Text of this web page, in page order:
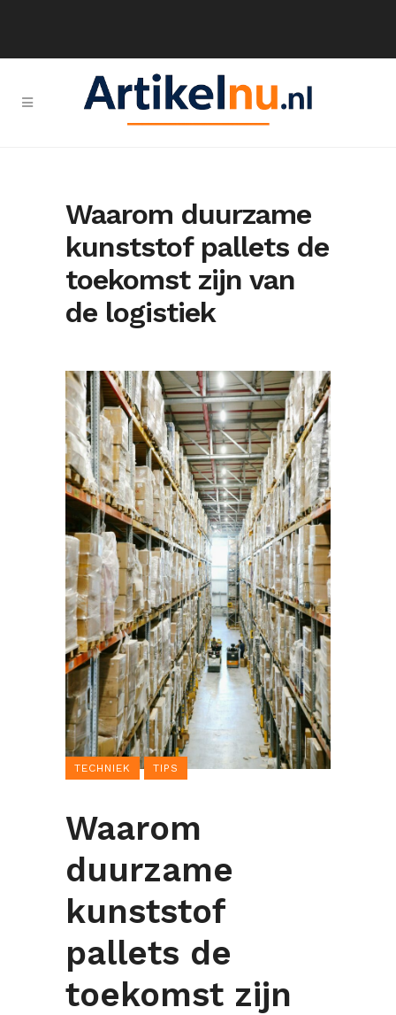
Waarom duurzame
kunststof pallets de
toekomst zijn van
de logistiek
TECHNIEK TIPS
Waarom
duurzame
kunststof
pallets de
toekomst zijn